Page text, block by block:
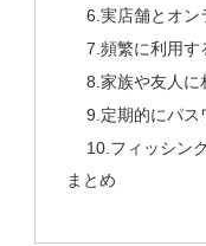
6.実店舗とオン
7.頻繁に利用す
8.家族や友人に
9.定期的にパス
10.フィッシン
まとめ